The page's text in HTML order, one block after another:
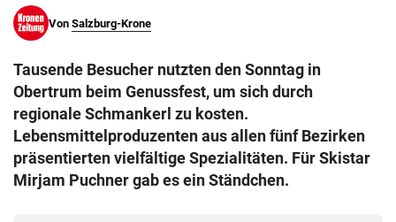
Von Salzburg-Krone
Tausende Besucher nutzten den Sonntag in
Obertrum beim Genussfest, um sich durch
regionale Schmankerl zu kosten.
Lebensmittelproduzenten aus allen fünf Bezirken
präsentierten vielfältige Spezialitäten. Für Skistar
Mirjam Puchner gab es ein Ständchen.